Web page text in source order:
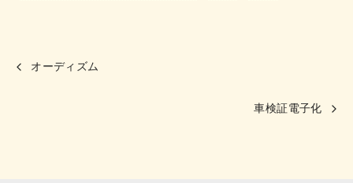
オーディズム
車検証電子化